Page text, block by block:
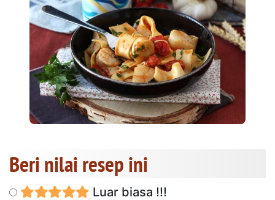
Beri nilai resep ini
Luar biasa !!!